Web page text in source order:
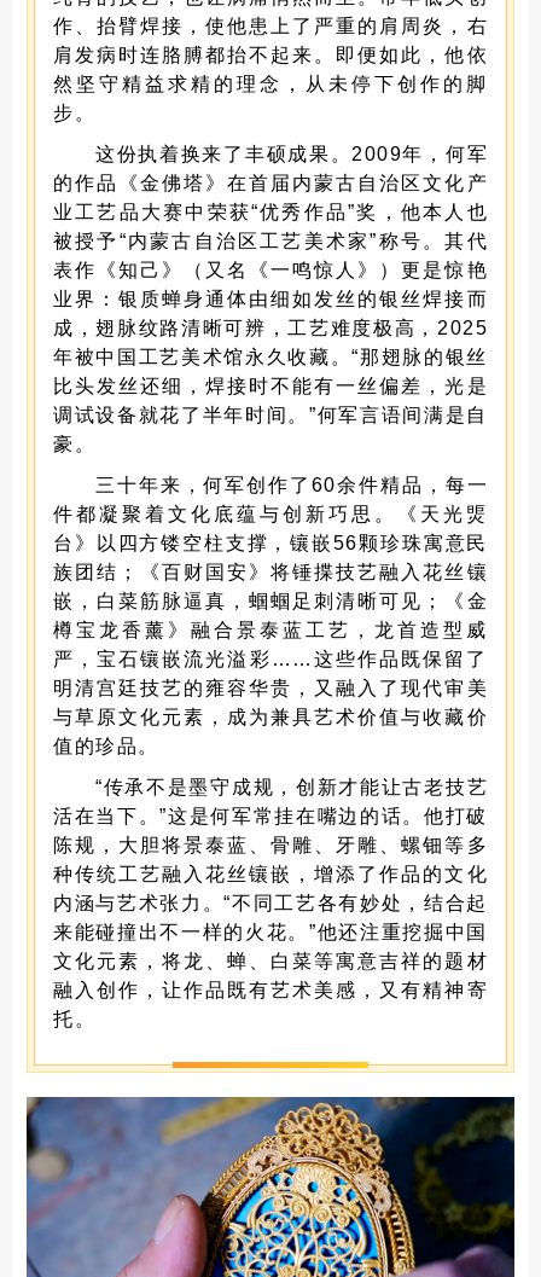
作、抬臂焊接，使他患上了严重的肩周炎，右
肩发病时连胳膊都抬不起来。即便如此，他依
然坚守精益求精的理念，从未停下创作的脚
步。
这份执着换来了丰硕成果。2009年，何军
的作品《金佛塔》在首届内蒙古自治区文化产
业工艺品大赛中荣获“优秀作品”奖，他本人也
被授予“内蒙古自治区工艺美术家”称号。其代
表作《知己》（又名《一鸣惊人》）更是惊艳
业界：银质蝉身通体由细如发丝的银丝焊接而
成，翅脉纹路清晰可辨，工艺难度极高，2025
年被中国工艺美术馆永久收藏。“那翅脉的银丝
比头发丝还细，焊接时不能有一丝偏差，光是
调试设备就花了半年时间。”何军言语间满是自
豪。
三十年来，何军创作了60余件精品，每一
件都凝聚着文化底蕴与创新巧思。《天光煚
台》以四方镂空柱支撑，镶嵌56颗珍珠寓意民
族团结；《百财国安》将锤揲技艺融入花丝镶
嵌，白菜筋脉逼真，蝈蝈足刺清晰可见；《金
樽宝龙香薰》融合景泰蓝工艺，龙首造型威
严，宝石镶嵌流光溢彩……这些作品既保留了
明清宫廷技艺的雍容华贵，又融入了现代审美
与草原文化元素，成为兼具艺术价值与收藏价
值的珍品。
“传承不是墨守成规，创新才能让古老技艺
活在当下。”这是何军常挂在嘴边的话。他打破
陈规，大胆将景泰蓝、骨雕、牙雕、螺钿等多
种传统工艺融入花丝镶嵌，增添了作品的文化
内涵与艺术张力。“不同工艺各有妙处，结合起
来能碰撞出不一样的火花。”他还注重挖掘中国
文化元素，将龙、蝉、白菜等寓意吉祥的题材
融入创作，让作品既有艺术美感，又有精神寄
托。